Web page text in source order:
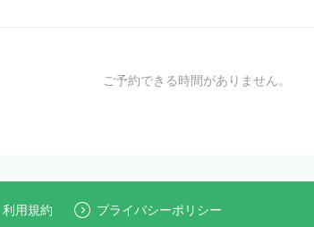
ご予約できる時間がありません。
利用規約 プライバシーポリシー